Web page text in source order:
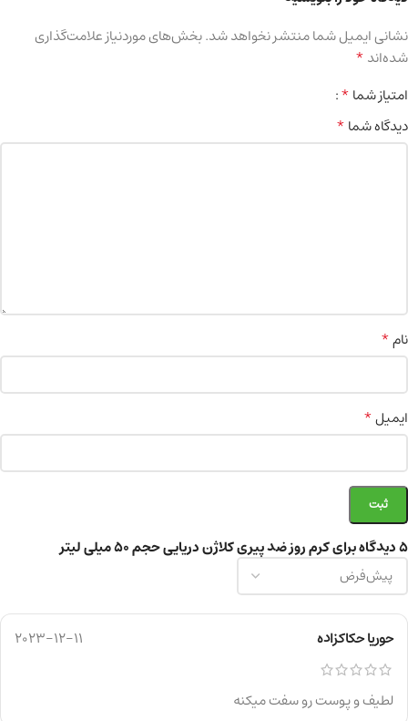
5 دیدگاه برای کرم روز ضد پیری کلاژن دریایی حجم ۵۰ میلی لیتر
حوریا حکاکزاده 2023-12-11
لطیف و پوست رو سفت میکنه
نشانی ایمیل شما منتشر نخواهد شد.بخش‌های موردنیاز علامت‌گذاری
شده‌اند*
امتیاز شما*
دیدگاه شما*
نام*
ایمیل*